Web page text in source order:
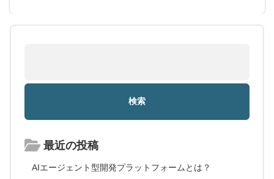
最近の投稿
AIエージェント型開発プラットフォームとは？